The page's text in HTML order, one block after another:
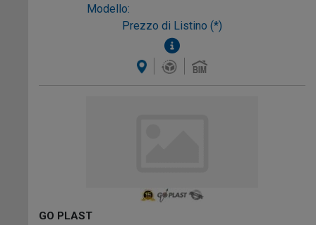
Modello:
Prezzo di Listino (*)
GO PLAST